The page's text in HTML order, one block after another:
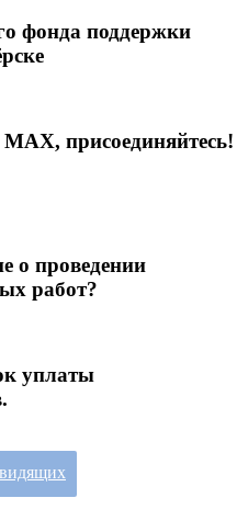
фонда поддержки
присоединяйтесь!
о проведении
работ?
уплаты